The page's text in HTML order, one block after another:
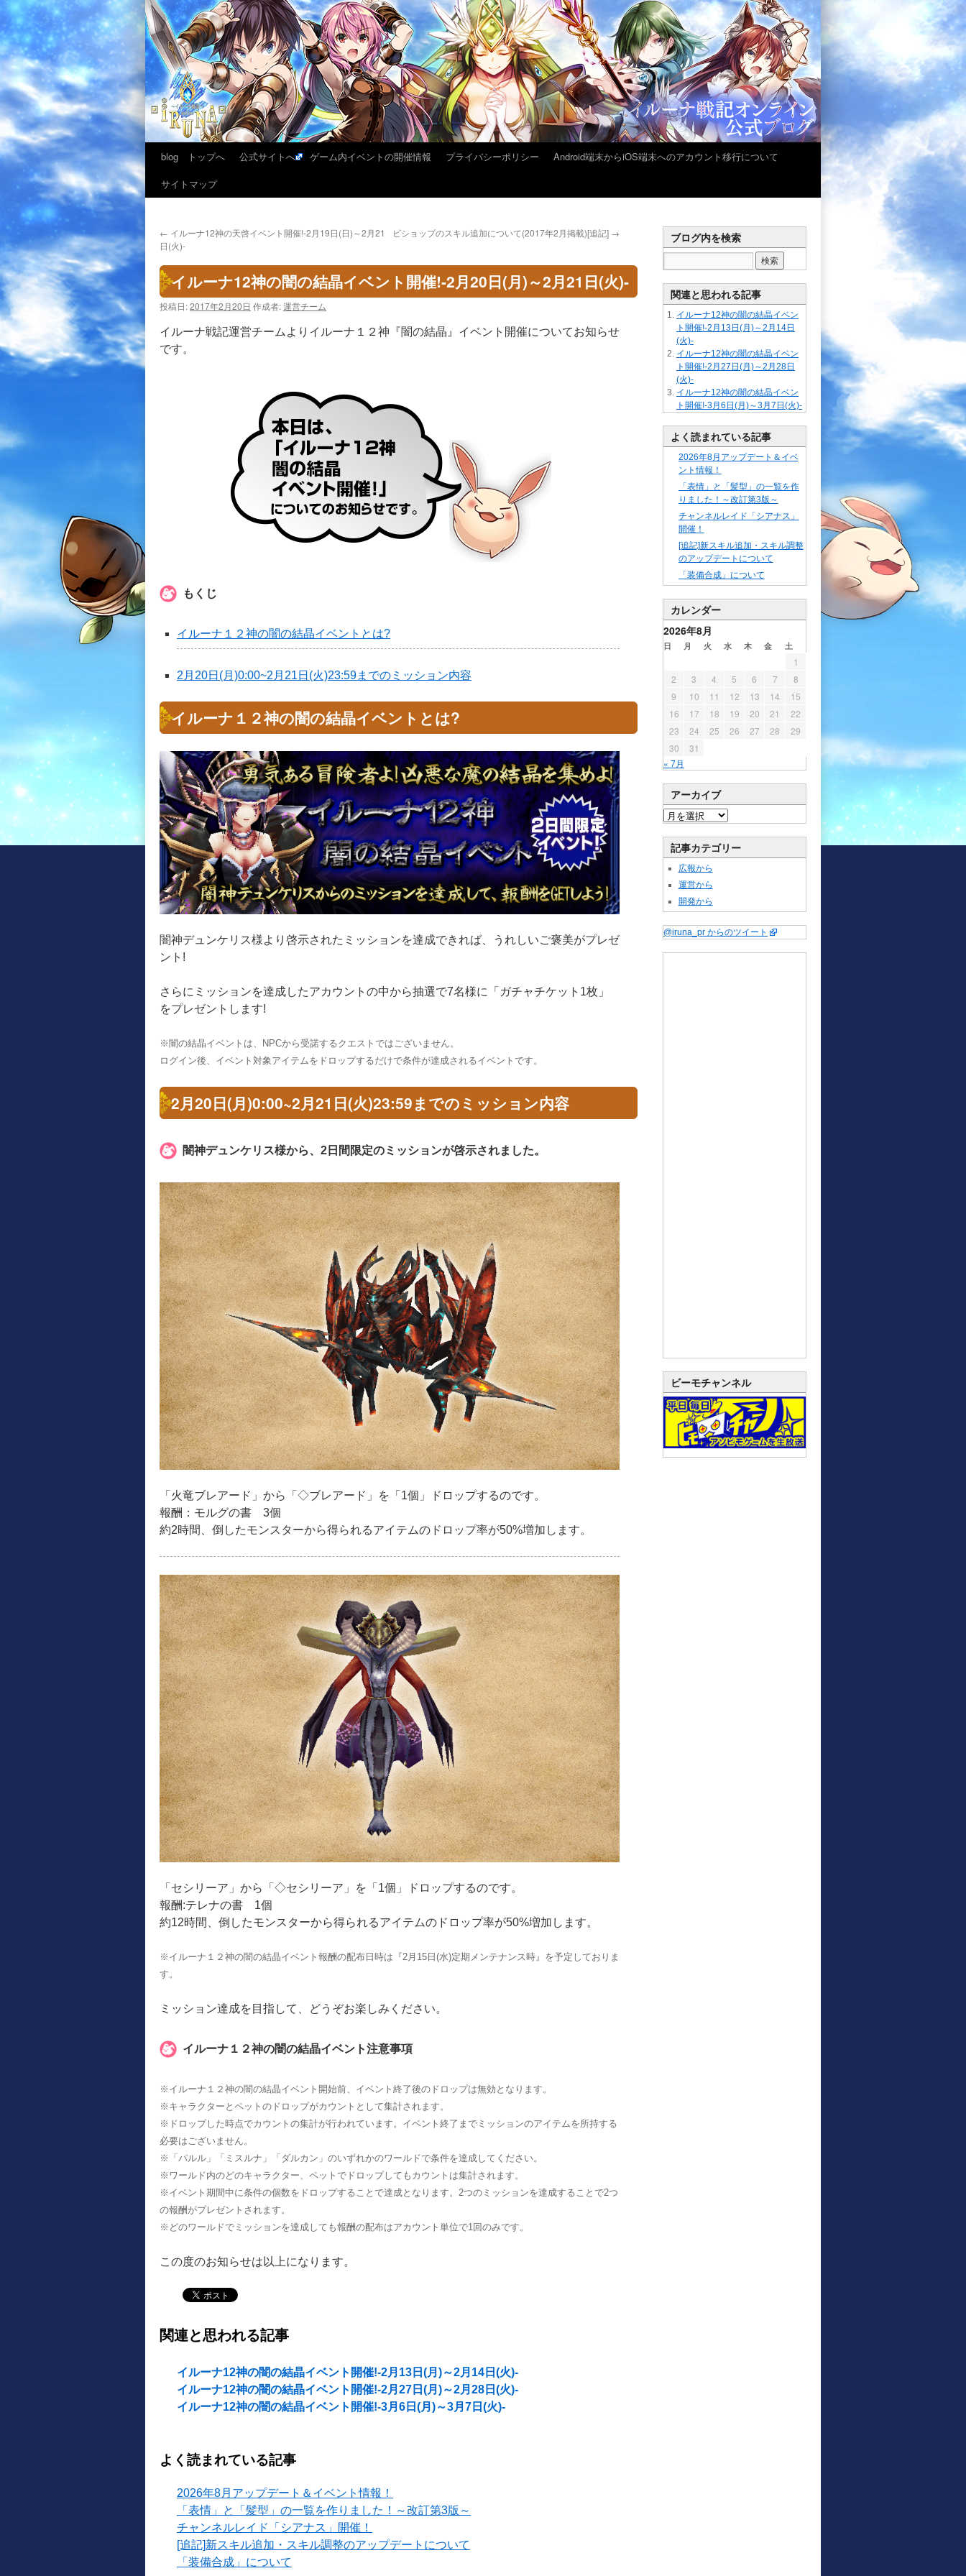
blog トップへ 公式サイトへ ゲーム内イベントの開催情報 プライバシーポリシー
Android端末からiOS端末へのアカウント移行について
サイトマップ
← イルーナ12神の天啓イベント開催!-2月19日(日)～2月21
日(火)-
ビショップのスキル追加について(2017年2月掲載)[追記] →
イルーナ12神の闇の結晶イベント開催!-2月20日(月)～2月21日(火)-
投稿日:2017年2月20日 作成者:運営チーム
イルーナ戦記運営チームよりイルーナ１２神『闇の結晶』イベント開催についてお知らせ
です。
もくじ
イルーナ１２神の闇の結晶イベントとは?
2月20日(月)0:00~2月21日(火)23:59までのミッション内容
イルーナ１２神の闇の結晶イベントとは?
闇神デュンケリス様より啓示されたミッションを達成できれば、うれしいご褒美がプレゼ
ント!
さらにミッションを達成したアカウントの中から抽選で7名様に「ガチャチケット1枚」
をプレゼントします!
※闇の結晶イベントは、NPCから受諾するクエストではございません。
ログイン後、イベント対象アイテムをドロップするだけで条件が達成されるイベントです。
2月20日(月)0:00~2月21日(火)23:59までのミッション内容
闇神デュンケリス様から、2日間限定のミッションが啓示されました。
「火竜ブレアード」から「◇ブレアード」を「1個」ドロップするのです。
報酬：モルグの書 3個
約2時間、倒したモンスターから得られるアイテムのドロップ率が50%増加します。
「セシリーア」から「◇セシリーア」を「1個」ドロップするのです。
報酬:テレナの書 1個
約12時間、倒したモンスターから得られるアイテムのドロップ率が50%増加します。
※イルーナ１２神の闇の結晶イベント報酬の配布日時は『2月15日(水)定期メンテナンス時』を予定しておりま
す。
ミッション達成を目指して、どうぞお楽しみください。
イルーナ１２神の闇の結晶イベント注意事項
※イルーナ１２神の闇の結晶イベント開始前、イベント終了後のドロップは無効となります。
※キャラクターとペットのドロップがカウントとして集計されます。
※ドロップした時点でカウントの集計が行われています。イベント終了までミッションのアイテムを所持する
必要はございません。
※「パルル」「ミスルナ」「ダルカン」のいずれかのワールドで条件を達成してください。
※ワールド内のどのキャラクター、ペットでドロップしてもカウントは集計されます。
※イベント期間中に条件の個数をドロップすることで達成となります。2つのミッションを達成することで2つ
の報酬がプレゼントされます。
※どのワールドでミッションを達成しても報酬の配布はアカウント単位で1回のみです。
この度のお知らせは以上になります。
関連と思われる記事
イルーナ12神の闇の結晶イベント開催!-2月13日(月)～2月14日(火)-
イルーナ12神の闇の結晶イベント開催!-2月27日(月)～2月28日(火)-
イルーナ12神の闇の結晶イベント開催!-3月6日(月)～3月7日(火)-
よく読まれている記事
2026年8月アップデート＆イベント情報！
「表情」と「髪型」の一覧を作りました！～改訂第3版～
チャンネルレイド「シアナス」開催！
[追記]新スキル追加・スキル調整のアップデートについて
「装備合成」について
ブログ内を検索
関連と思われる記事
イルーナ12神の闇の結晶イベン
ト開催!-2月13日(月)～2月14日
(火)-
イルーナ12神の闇の結晶イベン
ト開催!-2月27日(月)～2月28日
(火)-
イルーナ12神の闇の結晶イベン
ト開催!-3月6日(月)～3月7日(火)-
よく読まれている記事
2026年8月アップデート＆イベ
ント情報！
「表情」と「髪型」の一覧を作
りました！～改訂第3版～
チャンネルレイド「シアナス」
開催！
[追記]新スキル追加・スキル調整
のアップデートについて
「装備合成」について
カレンダー
2026年8月
日 月 火 水 木 金 土
« 7月
1
2
3 4 5 6 7
8
9
10 11 12 13 14
15
16
17 18 19 20 21
22
23
24 25 26 27 28
29
30
31
アーカイブ
記事カテゴリー
広報から
運営から
開発から
@iruna_pr からのツイート
ビーモチャンネル